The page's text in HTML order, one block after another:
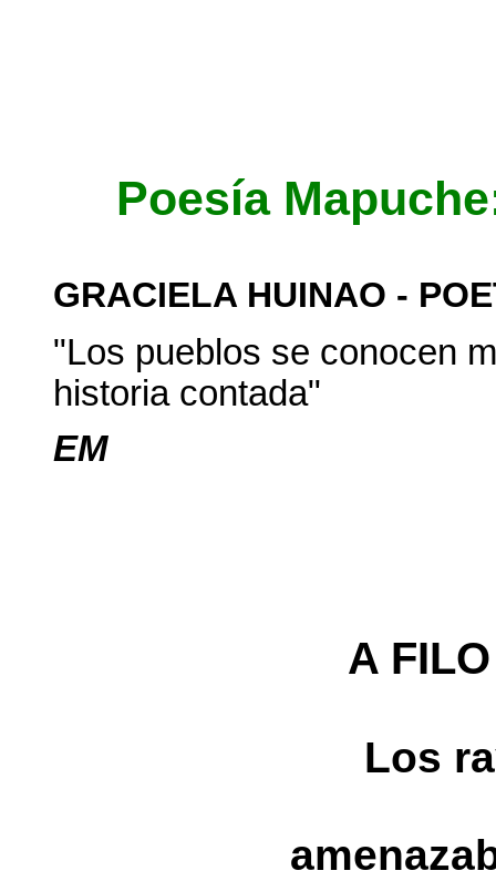
Poesía
GRACIELA HUINAO -
"Los pueblos se conocen
historia contada"
EM
A
Los